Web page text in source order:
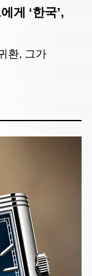
게 ‘한국’,
환, 그가